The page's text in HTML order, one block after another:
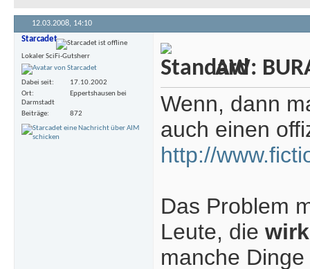
12.03.2008, 14:10
Starcadet
Lokaler SciFi-Gutsherr
Dabei seit
17.10.2002
Ort
Eppertshausen bei
Darmstadt
Beiträge
872
AW:
Wenn, dann
auch einen
http://
Das Problem
Leute, die
manche